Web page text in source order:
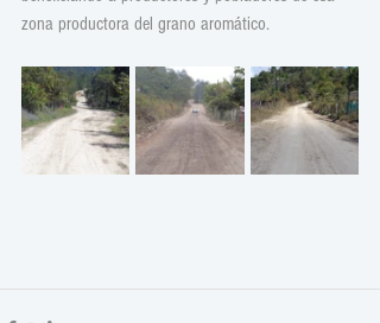
zona productora del grano aromático.